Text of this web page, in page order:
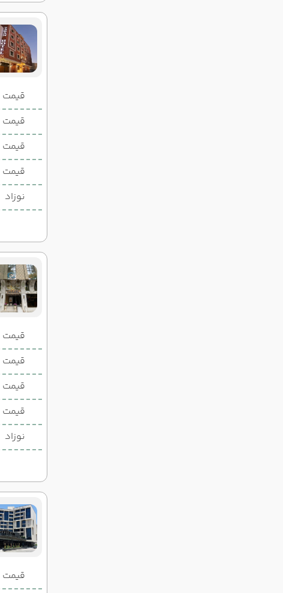
قیمت 2 تخته (هرنفر)
قیمت 1 تخته (هرنفر)
قیمت
نوزاد
قیمت 2 تخته (هرنفر)
قیمت 1 تخته (هرنفر)
قیمت
نوزاد
قیمت 2 تخته (هرنفر)